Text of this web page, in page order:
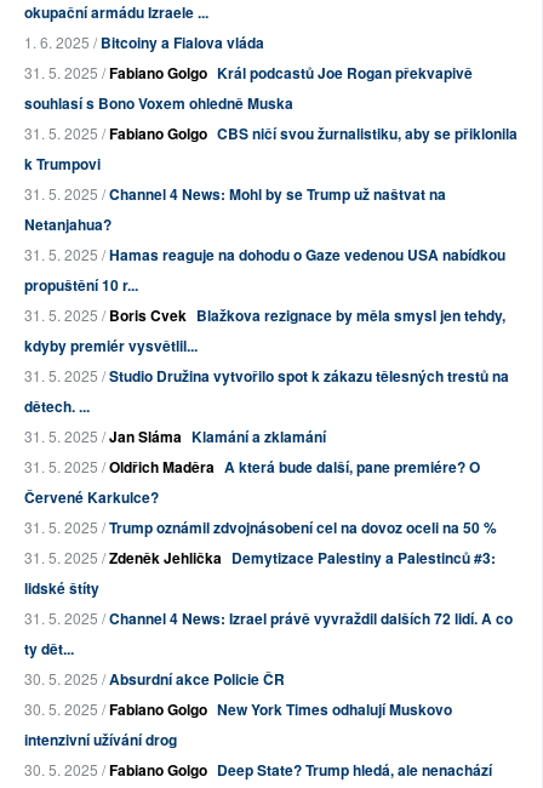
okupační armádu Izraele ...
1. 6. 2025 /Bitcoiny a Fialova vláda
31. 5. 2025 /Fabiano Golgo Král podcastů Joe Rogan překvapivě
souhlasí s Bono Voxem ohledně Muska
31. 5. 2025 /Fabiano Golgo CBS ničí svou žurnalistiku, aby se přiklonila
k Trumpovi
31. 5. 2025 /Channel 4 News: Mohl by se Trump už naštvat na
Netanjahua?
31. 5. 2025 /Hamas reaguje na dohodu o Gaze vedenou USA nabídkou
propuštění 10 r...
31. 5. 2025 /Boris Cvek Blažkova rezignace by měla smysl jen tehdy,
kdyby premiér vysvětlil...
31. 5. 2025 /Studio Družina vytvořilo spot k zákazu tělesných trestů na
dětech. ...
31. 5. 2025 /Jan Sláma Klamání a zklamání
31. 5. 2025 /Oldřich Maděra A která bude další, pane premiére? O
Červené Karkulce?
31. 5. 2025 /Trump oznámil zdvojnásobení cel na dovoz oceli na 50 %
31. 5. 2025 /Zdeněk Jehlička Demytizace Palestiny a Palestinců #3:
lidské štíty
31. 5. 2025 /Channel 4 News: Izrael právě vyvraždil dalších 72 lidí. A co
ty dět...
30. 5. 2025 /Absurdní akce Policie ČR
30. 5. 2025 /Fabiano Golgo New York Times odhalují Muskovo
intenzivní užívání drog
30. 5. 2025 /Fabiano Golgo Deep State? Trump hledá, ale nenachází